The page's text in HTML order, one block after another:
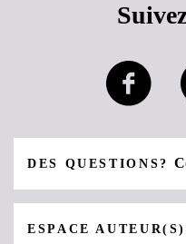
DES QUESTIONS?
ESPACE